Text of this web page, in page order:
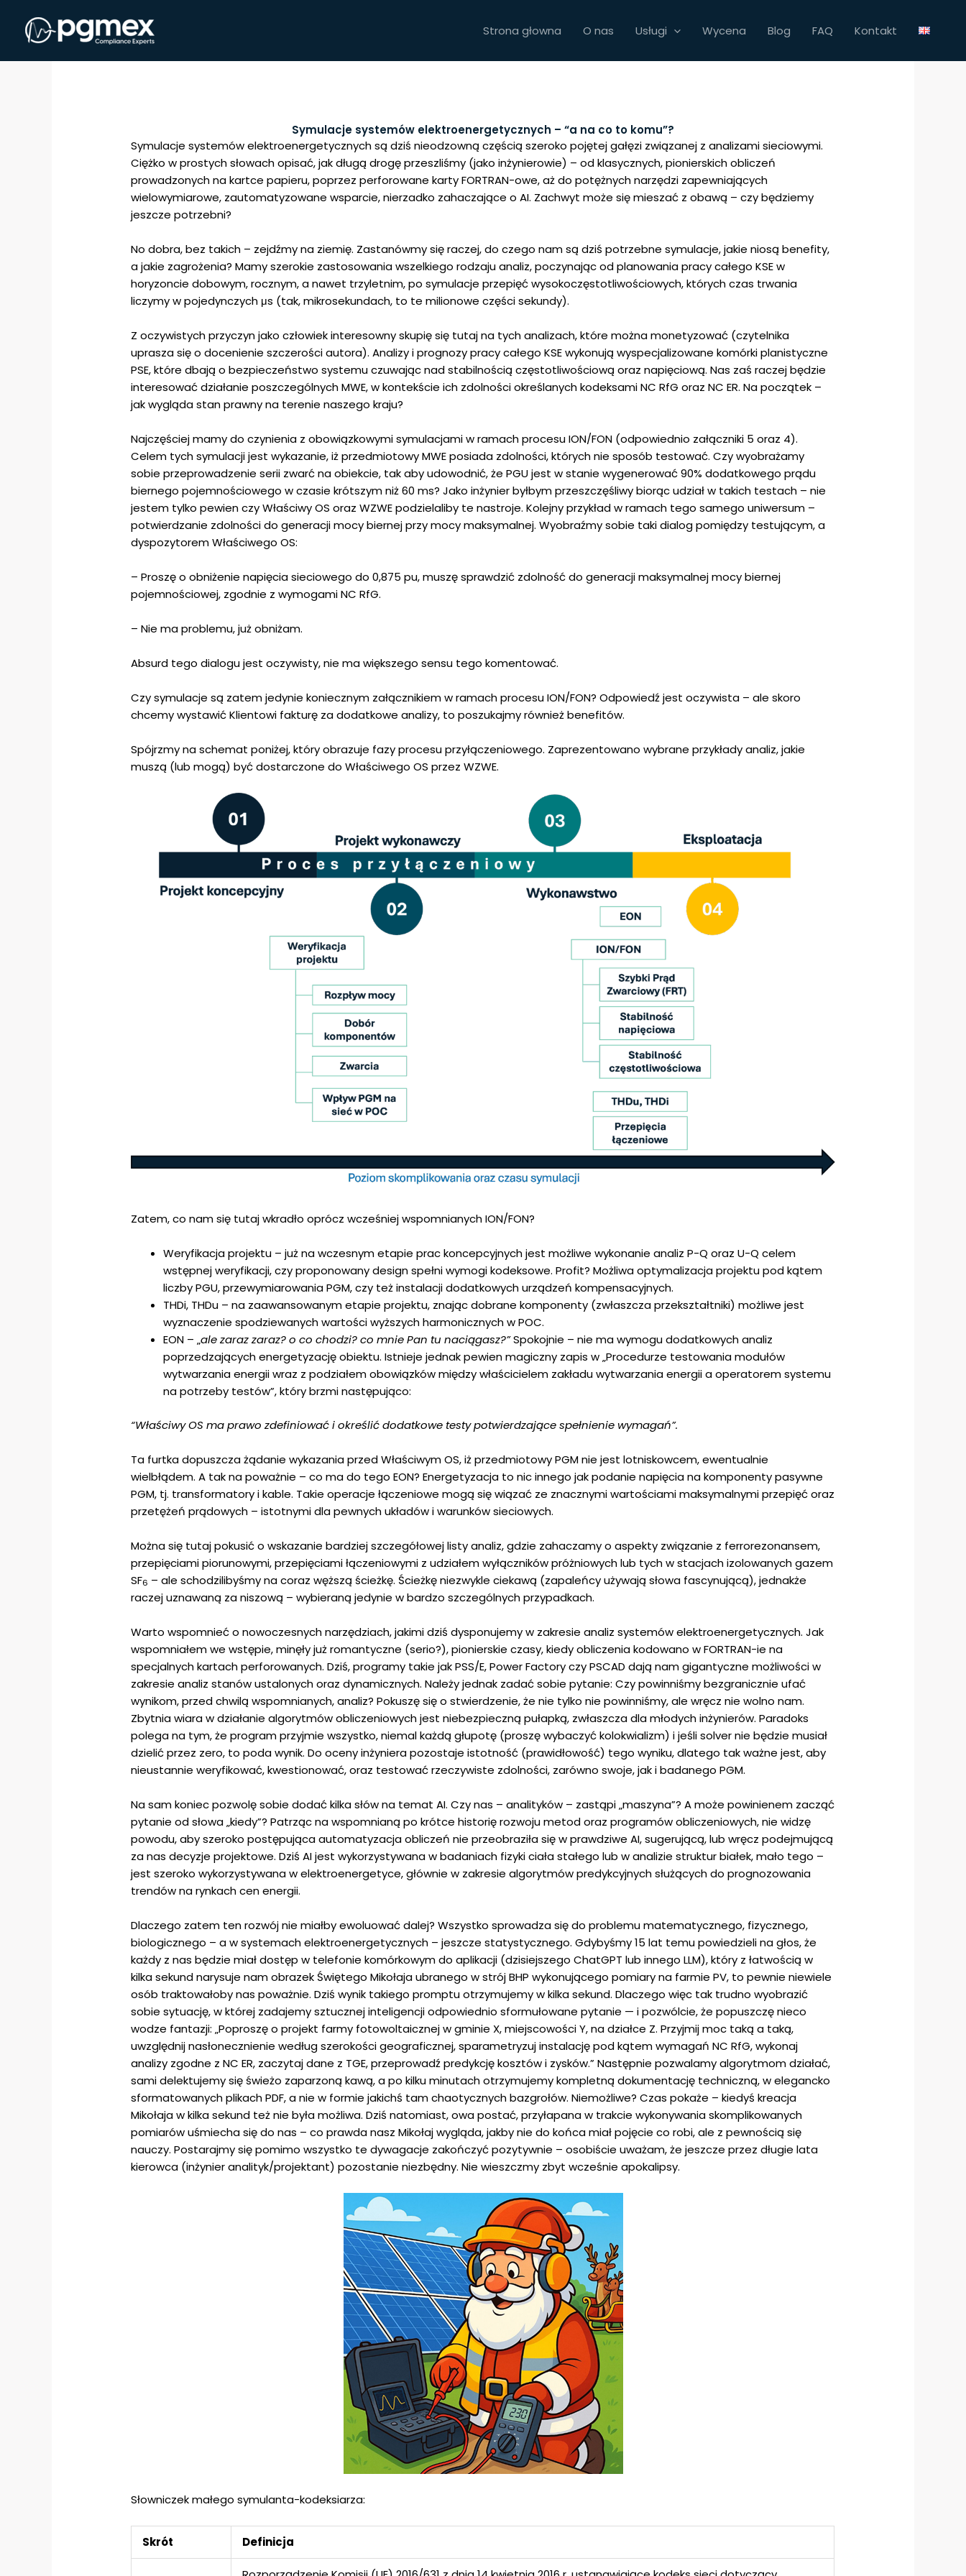
treści
Strona głowna O nas Usługi Wycena Blog FAQ Kontakt
Symulacje systemów elektroenergetycznych – “a na co to komu”?
Symulacje systemów elektroenergetycznych są dziś nieodzowną częścią szeroko pojętej gałęzi związanej z analizami sieciowymi.
Ciężko w prostych słowach opisać, jak długą drogę przeszliśmy (jako inżynierowie) – od klasycznych, pionierskich obliczeń
prowadzonych na kartce papieru, poprzez perforowane karty FORTRAN-owe, aż do potężnych narzędzi zapewniających
wielowymiarowe, zautomatyzowane wsparcie, nierzadko zahaczające o AI. Zachwyt może się mieszać z obawą – czy będziemy
jeszcze potrzebni?
No dobra, bez takich – zejdźmy na ziemię. Zastanówmy się raczej, do czego nam są dziś potrzebne symulacje, jakie niosą benefity,
a jakie zagrożenia? Mamy szerokie zastosowania wszelkiego rodzaju analiz, poczynając od planowania pracy całego KSE w
horyzoncie dobowym, rocznym, a nawet trzyletnim, po symulacje przepięć wysokoczęstotliwościowych, których czas trwania
liczymy w pojedynczych μs (tak, mikrosekundach, to te milionowe części sekundy).
Z oczywistych przyczyn jako człowiek interesowny skupię się tutaj na tych analizach, które można monetyzować (czytelnika
uprasza się o docenienie szczerości autora). Analizy i prognozy pracy całego KSE wykonują wyspecjalizowane komórki planistyczne
PSE, które dbają o bezpieczeństwo systemu czuwając nad stabilnością częstotliwościową oraz napięciową. Nas zaś raczej będzie
interesować działanie poszczególnych MWE, w kontekście ich zdolności określanych kodeksami NC RfG oraz NC ER. Na początek –
jak wygląda stan prawny na terenie naszego kraju?
Najczęściej mamy do czynienia z obowiązkowymi symulacjami w ramach procesu ION/FON (odpowiednio załączniki 5 oraz 4).
Celem tych symulacji jest wykazanie, iż przedmiotowy MWE posiada zdolności, których nie sposób testować. Czy wyobrażamy
sobie przeprowadzenie serii zwarć na obiekcie, tak aby udowodnić, że PGU jest w stanie wygenerować 90% dodatkowego prądu
biernego pojemnościowego w czasie krótszym niż 60 ms? Jako inżynier byłbym przeszczęśliwy biorąc udział w takich testach – nie
jestem tylko pewien czy Właściwy OS oraz WZWE podzielaliby te nastroje. Kolejny przykład w ramach tego samego uniwersum –
potwierdzanie zdolności do generacji mocy biernej przy mocy maksymalnej. Wyobraźmy sobie taki dialog pomiędzy testującym, a
dyspozytorem Właściwego OS:
– Proszę o obniżenie napięcia sieciowego do 0,875 pu, muszę sprawdzić zdolność do generacji maksymalnej mocy biernej
pojemnościowej, zgodnie z wymogami NC RfG.
– Nie ma problemu, już obniżam.
Absurd tego dialogu jest oczywisty, nie ma większego sensu tego komentować.
Czy symulacje są zatem jedynie koniecznym załącznikiem w ramach procesu ION/FON? Odpowiedź jest oczywista – ale skoro
chcemy wystawić Klientowi fakturę za dodatkowe analizy, to poszukajmy również benefitów.
Spójrzmy na schemat poniżej, który obrazuje fazy procesu przyłączeniowego. Zaprezentowano wybrane przykłady analiz, jakie
muszą (lub mogą) być dostarczone do Właściwego OS przez WZWE.
Zatem, co nam się tutaj wkradło oprócz wcześniej wspomnianych ION/FON?
Weryfikacja projektu – już na wczesnym etapie prac koncepcyjnych jest możliwe wykonanie analiz P-Q oraz U-Q celem
wstępnej weryfikacji, czy proponowany design spełni wymogi kodeksowe. Profit? Możliwa optymalizacja projektu pod kątem
liczby PGU, przewymiarowania PGM, czy też instalacji dodatkowych urządzeń kompensacyjnych.
THDi, THDu – na zaawansowanym etapie projektu, znając dobrane komponenty (zwłaszcza przekształtniki) możliwe jest
wyznaczenie spodziewanych wartości wyższych harmonicznych w POC.
EON – „ale zaraz zaraz? o co chodzi? co mnie Pan tu naciągasz?”Spokojnie – nie ma wymogu dodatkowych analiz
poprzedzających energetyzację obiektu. Istnieje jednak pewien magiczny zapis w „Procedurze testowania modułów
wytwarzania energii wraz z podziałem obowiązków między właścicielem zakładu wytwarzania energii a operatorem systemu
na potrzeby testów”, który brzmi następująco:
“Właściwy OS ma prawo zdefiniować i określić dodatkowe testy potwierdzające spełnienie wymagań”.
Ta furtka dopuszcza żądanie wykazania przed Właściwym OS, iż przedmiotowy PGM nie jest lotniskowcem, ewentualnie
wielbłądem. A tak na poważnie – co ma do tego EON? Energetyzacja to nic innego jak podanie napięcia na komponenty pasywne
PGM, tj. transformatory i kable. Takie operacje łączeniowe mogą się wiązać ze znacznymi wartościami maksymalnymi przepięć oraz
przetężeń prądowych – istotnymi dla pewnych układów i warunków sieciowych.
Można się tutaj pokusić o wskazanie bardziej szczegółowej listy analiz, gdzie zahaczamy o aspekty związanie z ferrorezonansem,
przepięciami piorunowymi, przepięciami łączeniowymi z udziałem wyłączników próżniowych lub tych w stacjach izolowanych gazem
SF6 – ale schodzilibyśmy na coraz węższą ścieżkę. Ścieżkę niezwykle ciekawą (zapaleńcy używają słowa fascynującą), jednakże
raczej uznawaną za niszową – wybieraną jedynie w bardzo szczególnych przypadkach.
Warto wspomnieć o nowoczesnych narzędziach, jakimi dziś dysponujemy w zakresie analiz systemów elektroenergetycznych. Jak
wspomniałem we wstępie, minęły już romantyczne (serio?), pionierskie czasy, kiedy obliczenia kodowano w FORTRAN-ie na
specjalnych kartach perforowanych. Dziś, programy takie jak PSS/E, Power Factory czy PSCAD dają nam gigantyczne możliwości w
zakresie analiz stanów ustalonych oraz dynamicznych. Należy jednak zadać sobie pytanie: Czy powinniśmy bezgranicznie ufać
wynikom, przed chwilą wspomnianych, analiz? Pokuszę się o stwierdzenie, że nie tylko nie powinniśmy, ale wręcz nie wolno nam.
Zbytnia wiara w działanie algorytmów obliczeniowych jest niebezpieczną pułapką, zwłaszcza dla młodych inżynierów. Paradoks
polega na tym, że program przyjmie wszystko, niemal każdą głupotę (proszę wybaczyć kolokwializm) i jeśli solver nie będzie musiał
dzielić przez zero, to poda wynik. Do oceny inżyniera pozostaje istotność (prawidłowość) tego wyniku, dlatego tak ważne jest, aby
nieustannie weryfikować, kwestionować, oraz testować rzeczywiste zdolności, zarówno swoje, jak i badanego PGM.
Na sam koniec pozwolę sobie dodać kilka słów na temat AI. Czy nas – analityków – zastąpi „maszyna”? A może powinienem zacząć
pytanie od słowa „kiedy”? Patrząc na wspomnianą po krótce historię rozwoju metod oraz programów obliczeniowych, nie widzę
powodu, aby szeroko postępująca automatyzacja obliczeń nie przeobraziła się w prawdziwe AI, sugerującą, lub wręcz podejmującą
za nas decyzje projektowe. Dziś AI jest wykorzystywana w badaniach fizyki ciała stałego lub w analizie struktur białek, mało tego –
jest szeroko wykorzystywana w elektroenergetyce, głównie w zakresie algorytmów predykcyjnych służących do prognozowania
trendów na rynkach cen energii.
Dlaczego zatem ten rozwój nie miałby ewoluować dalej? Wszystko sprowadza się do problemu matematycznego, fizycznego,
biologicznego – a w systemach elektroenergetycznych – jeszcze statystycznego. Gdybyśmy 15 lat temu powiedzieli na głos, że
każdy z nas będzie miał dostęp w telefonie komórkowym do aplikacji (dzisiejszego ChatGPT lub innego LLM), który z łatwością w
kilka sekund narysuje nam obrazek Świętego Mikołaja ubranego w strój BHP wykonującego pomiary na farmie PV, to pewnie niewiele
osób traktowałoby nas poważnie. Dziś wynik takiego promptu otrzymujemy w kilka sekund. Dlaczego więc tak trudno wyobrazić
sobie sytuację, w której zadajemy sztucznej inteligencji odpowiednio sformułowane pytanie — i pozwólcie, że popuszczę nieco
wodze fantazji: „Poproszę o projekt farmy fotowoltaicznej w gminie X, miejscowości Y, na działce Z. Przyjmij moc taką a taką,
uwzględnij nasłonecznienie według szerokości geograficznej, sparametryzuj instalację pod kątem wymagań NC RfG, wykonaj
analizy zgodne z NC ER, zaczytaj dane z TGE, przeprowadź predykcję kosztów i zysków.” Następnie pozwalamy algorytmom działać,
sami delektujemy się świeżo zaparzoną kawą, a po kilku minutach otrzymujemy kompletną dokumentację techniczną, w elegancko
sformatowanych plikach PDF, a nie w formie jakichś tam chaotycznych bazgrołów. Niemożliwe? Czas pokaże – kiedyś kreacja
Mikołaja w kilka sekund też nie była możliwa. Dziś natomiast, owa postać, przyłapana w trakcie wykonywania skomplikowanych
pomiarów uśmiecha się do nas – co prawda nasz Mikołaj wygląda, jakby nie do końca miał pojęcie co robi, ale z pewnością się
nauczy. Postarajmy się pomimo wszystko te dywagacje zakończyć pozytywnie – osobiście uważam, że jeszcze przez długie lata
kierowca (inżynier analityk/projektant) pozostanie niezbędny. Nie wieszczmy zbyt wcześnie apokalipsy.
Słowniczek małego symulanta-kodeksiarza:
Skrót Definicja